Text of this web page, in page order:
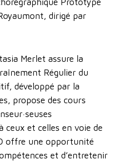
dirigé par
Merlet assure la
Régulier du
développé par la
propose des cours
ceux et celles en voie de
offre une opportunité
et d’entretenir